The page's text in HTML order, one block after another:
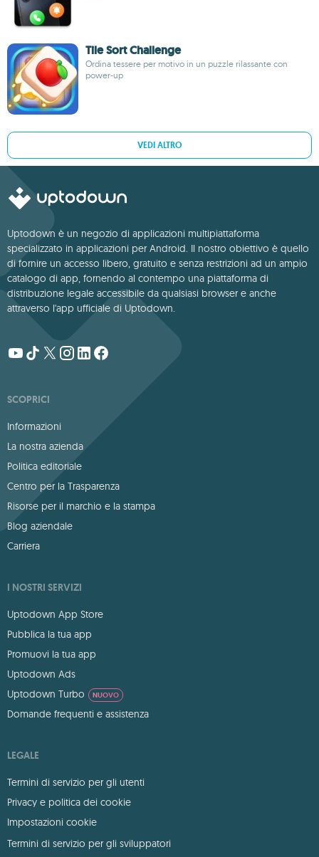
Tile Sort Challenge
Ordina tessere per motivo in un puzzle rilassante con
power-up
VEDI ALTRO
Uptodown è un negozio di applicazioni multipiattaforma
specializzato in applicazioni per Android. Il nostro obiettivo è quello
di fornire un accesso libero, gratuito e senza restrizioni ad un ampio
catalogo di app, fornendo al contempo una piattaforma di
distribuzione legale accessibile da qualsiasi browser e anche
attraverso l'app ufficiale di Uptodown.
SCOPRICI
Informazioni
La nostra azienda
Politica editoriale
Centro per la Trasparenza
Risorse per il marchio e la stampa
Blog aziendale
Carriera
I NOSTRI SERVIZI
Uptodown App Store
Pubblica la tua app
Promuovi la tua app
Uptodown Ads
Uptodown Turbo
NUOVO
Domande frequenti e assistenza
LEGALE
Termini di servizio per gli utenti
Privacy e politica dei cookie
Impostazioni cookie
Termini di servizio per gli sviluppatori